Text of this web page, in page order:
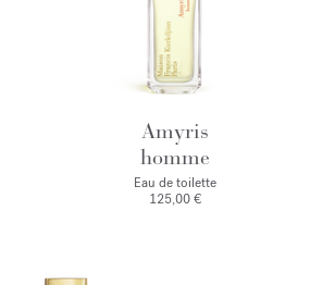
Amyris
homme
Eau de toilette
125,00 €